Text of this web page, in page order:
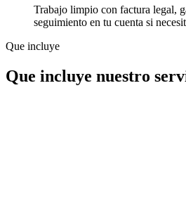
Trabajo limpio con factura legal,
seguimiento en tu cuenta si
Que incluye
Que incluye nuestro